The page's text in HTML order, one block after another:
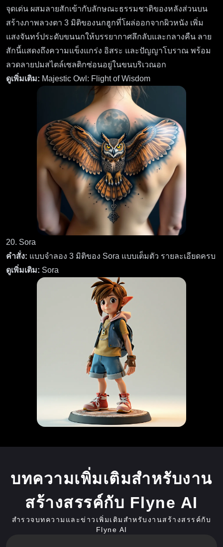
จุดเด่น ผสมลายสักเข้ากับลักษณะธรรมชาติของหลังส่วนบน
สร้างภาพลวงตา 3 มิติของนกฮูกที่โผล่ออกจากผิวหนัง เพิ่ม
แสงจันทร์ประดับขนนกให้บรรยากาศลึกลับและกลางคืน ลาย
สักนี้แสดงถึงความแข็งแกร่ง อิสระ และปัญญาโบราณ พร้อม
ลวดลายปมสไตล์เซลติกซ่อนอยู่ในขนบริเวณอก
ดูเพิ่มเติม: Majestic Owl: Flight of Wisdom
20. Sora
คำสั่ง: แบบจำลอง 3 มิติของ Sora แบบเต็มตัว รายละเอียดครบ
ดูเพิ่มเติม: Sora
บทความเพิ่มเติมสำหรับงาน
สร้างสรรค์กับ Flyne AI
สำรวจบทความและข่าวเพิ่มเติมสำหรับงานสร้างสรรค์กับ
Flyne AI